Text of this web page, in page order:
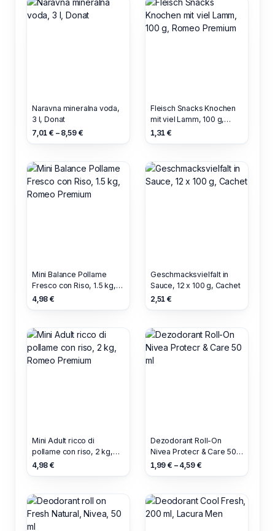
Naravna mineralna voda,
3 l, Donat
7,01 € – 8,59 €
Fleisch Snacks Knochen
mit viel Lamm, 100 g,
Romeo Premium
1,31 €
Mini Balance Pollame
Fresco con Riso, 1.5 kg,
Romeo Premium
4,98 €
Geschmacksvielfalt in
Sauce, 12 x 100 g, Cachet
2,51 €
Mini Adult ricco di
pollame con riso, 2 kg,
Romeo Premium
4,98 €
Dezodorant Roll-On
Nivea Protecr & Care 50
ml
1,99 € – 4,59 €